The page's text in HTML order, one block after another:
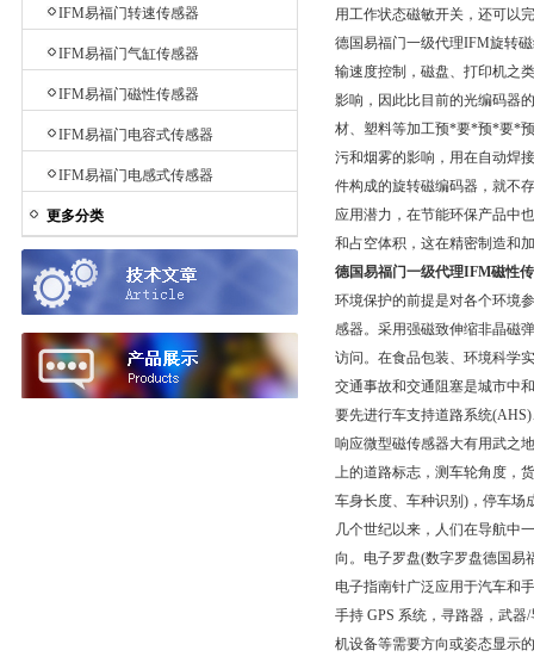
IFM易福门转速传感器
IFM易福门气缸传感器
IFM易福门磁性传感器
IFM易福门电容式传感器
IFM易福门电感式传感器
更多分类
用工作状态磁敏开关，还可以
德国易福门一级代理IFM旋转
输速度控制，磁盘、打印机之
影响，因此比目前的光编码器
材、塑料等加工预*要*预*要*
污和烟雾的影响，用在自动焊
件构成的旋转磁编码器，就不
应用潜力，在节能环保产品中
和占空体积，这在精密制造和
德国易福门一级代理IFM磁性
环境保护的前提是对各个环境
感器。采用强磁致伸缩非晶磁
访问。在食品包装、环境科学
交通事故和交通阻塞是城市中
要先进行车支持道路系统
响应微型磁传感器大有用武之
上的道路标志，测车轮角度，
车身长度、车种识别)，停车场
几个世纪以来，人们在导航中
向。电子罗盘(数字罗盘德国易
电子指南针广泛应用于汽车和
手持 GPS 系统，寻路器，武
机设备等需要方向或姿态显示